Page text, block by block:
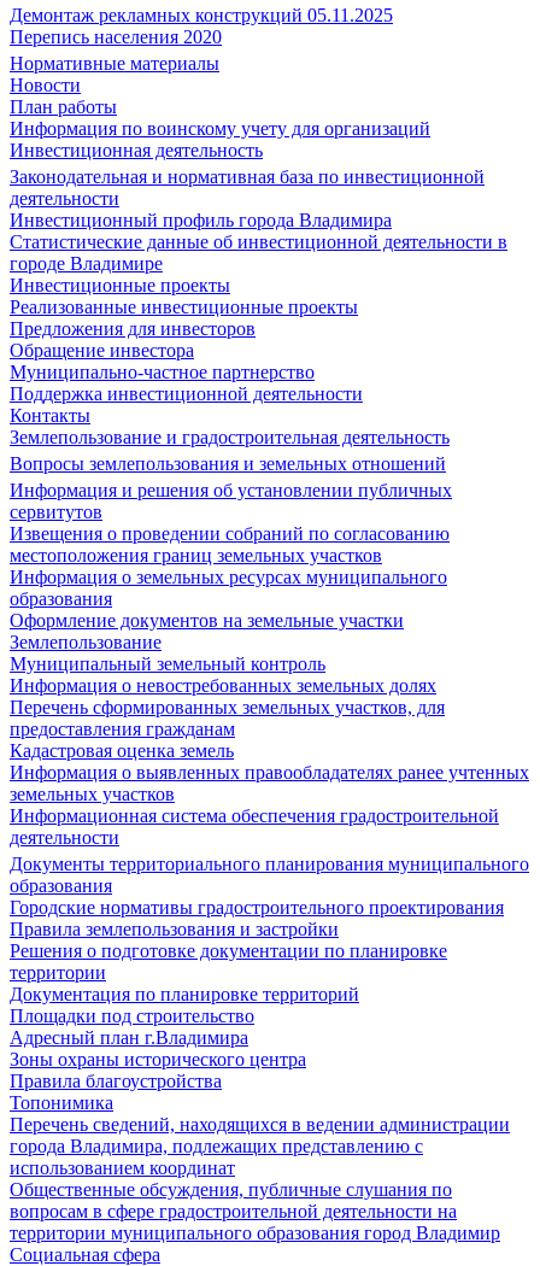
Демонтаж рекламных конструкций 05.11.2025
Перепись населения 2020
Нормативные материалы
Новости
План работы
Информация по воинскому учету для организаций
Инвестиционная деятельность
Законодательная и нормативная база по инвестиционной
деятельности
Инвестиционный профиль города Владимира
Статистические данные об инвестиционной деятельности в
городе Владимире
Инвестиционные проекты
Реализованные инвестиционные проекты
Предложения для инвесторов
Обращение инвестора
Муниципально-частное партнерство
Поддержка инвестиционной деятельности
Контакты
Землепользование и градостроительная деятельность
Вопросы землепользования и земельных отношений
Информация и решения об установлении публичных
сервитутов
Извещения о проведении собраний по согласованию
местоположения границ земельных участков
Информация о земельных ресурсах муниципального
образования
Оформление документов на земельные участки
Землепользование
Муниципальный земельный контроль
Информация о невостребованных земельных долях
Перечень сформированных земельных участков, для
предоставления гражданам
Кадастровая оценка земель
Информация о выявленных правообладателях ранее учтенных
земельных участков
Информационная система обеспечения градостроительной
деятельности
Документы территориального планирования муниципального
образования
Городские нормативы градостроительного проектирования
Правила землепользования и застройки
Решения о подготовке документации по планировке
территории
Документация по планировке территорий
Площадки под строительство
Адресный план г.Владимира
Зоны охраны исторического центра
Правила благоустройства
Топонимика
Перечень сведений, находящихся в ведении администрации
города Владимира, подлежащих представлению с
использованием координат
Общественные обсуждения, публичные слушания по
вопросам в сфере градостроительной деятельности на
территории муниципального образования город Владимир
Социальная сфера